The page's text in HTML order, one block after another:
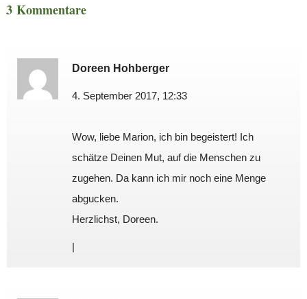
3 Kommentare
Doreen Hohberger
4. September 2017, 12:33
Wow, liebe Marion, ich bin begeistert! Ich
schätze Deinen Mut, auf die Menschen zu
zugehen. Da kann ich mir noch eine Menge
abgucken.
Herzlichst, Doreen.
|